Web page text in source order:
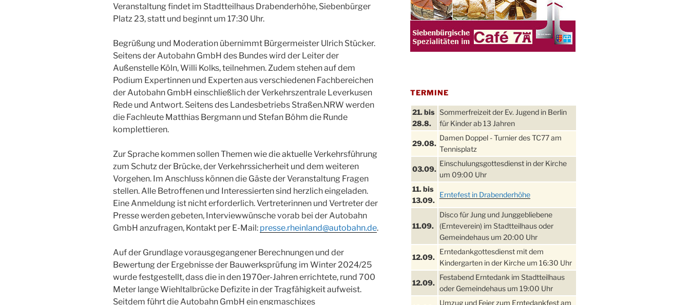
Veranstaltung findet im Stadtteilhaus Drabenderhöhe, Siebenbürger
Platz 23, statt und beginnt um 17:30 Uhr.
Begrüßung und Moderation übernimmt Bürgermeister Ulrich Stücker.
Seitens der Autobahn GmbH des Bundes wird der Leiter der
Außenstelle Köln, Willi Kolks, teilnehmen. Zudem stehen auf dem
Podium Expertinnen und Experten aus verschiedenen Fachbereichen
der Autobahn GmbH einschließlich der Verkehrszentrale Leverkusen
Rede und Antwort. Seitens des Landesbetriebs Straßen.NRW werden
die Fachleute Matthias Bergmann und Stefan Böhm die Runde
komplettieren.
Zur Sprache kommen sollen Themen wie die aktuelle Verkehrsführung
zum Schutz der Brücke, der Verkehrssicherheit und dem weiteren
Vorgehen. Im Anschluss können die Gäste der Veranstaltung Fragen
stellen. Alle Betroffenen und Interessierten sind herzlich eingeladen.
Eine Anmeldung ist nicht erforderlich. Vertreterinnen und Vertreter der
Presse werden gebeten, Interviewwünsche vorab bei der Autobahn
GmbH anzufragen, Kontakt per E-Mail: presse.rheinland@autobahn.de.
Auf der Grundlage vorausgegangener Berechnungen und der
Bewertung der Ergebnisse der Bauwerksprüfung im Winter 2024/25
wurde festgestellt, dass die in den 1970er-Jahren errichtete, rund 700
Meter lange Wiehltalbrücke Defizite in der Tragfähigkeit aufweist.
Seitdem führt die Autobahn GmbH ein engmaschiges
TERMINE
21. bis
28.8.
Sommerfreizeit der Ev. Jugend in Berlin
für Kinder ab 13 Jahren
29.08.
Damen Doppel - Turnier des TC77 am
Tennisplatz
03.09.
Einschulungsgottesdienst in der Kirche
um 09:00 Uhr
11. bis
13.09.
Erntefest in Drabenderhöhe
11.09.
Disco für Jung und Junggebliebene
(Ernteverein) im Stadtteilhaus oder
Gemeindehaus um 20:00 Uhr
12.09.
Erntedankgottesdienst mit dem
Kindergarten in der Kirche um 16:30 Uhr
12.09.
Festabend Erntedank im Stadtteilhaus
oder Gemeindehaus um 19:00 Uhr
Umzug und Feier zum Erntedankfest am